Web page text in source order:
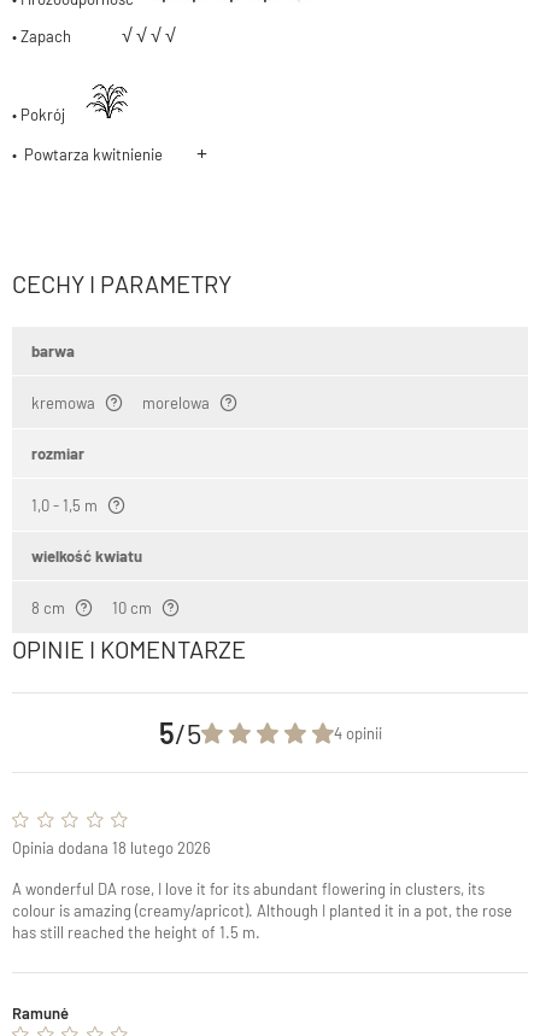
• Zapach √√√√
• Pokrój
• Powtarza kwitnienie +
CECHY I PARAMETRY
barwa
kremowa morelowa
rozmiar
1,0 - 1,5 m
wielkość kwiatu
8 cm 10 cm
OPINIE I KOMENTARZE
5/5 4 opinii
A wonderful DA rose, I love it for its abundant flowering in clusters, its
colour is amazing (creamy/apricot). Although I planted it in a pot, the rose
has still reached the height of 1.5 m.
Ramunė
Opinia dodana 18 lutego 2026